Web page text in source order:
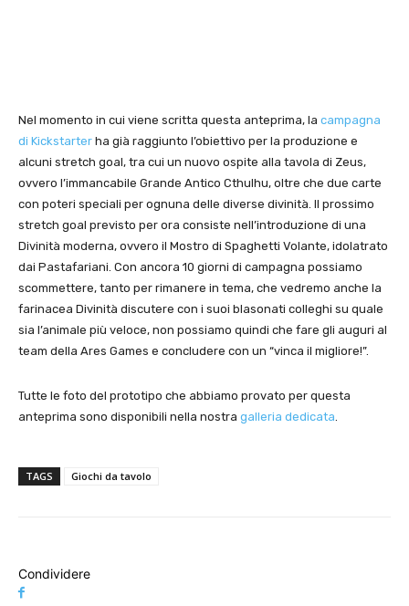
Nel momento in cui viene scritta questa anteprima, la campagna
di Kickstarter ha già raggiunto l’obiettivo per la produzione e
alcuni stretch goal, tra cui un nuovo ospite alla tavola di Zeus,
ovvero l’immancabile Grande Antico Cthulhu, oltre che due carte
con poteri speciali per ognuna delle diverse divinità. Il prossimo
stretch goal previsto per ora consiste nell’introduzione di una
Divinità moderna, ovvero il Mostro di Spaghetti Volante, idolatrato
dai Pastafariani. Con ancora 10 giorni di campagna possiamo
scommettere, tanto per rimanere in tema, che vedremo anche la
farinacea Divinità discutere con i suoi blasonati colleghi su quale
sia l’animale più veloce, non possiamo quindi che fare gli auguri al
team della Ares Games e concludere con un “vinca il migliore!”.
Tutte le foto del prototipo che abbiamo provato per questa
anteprima sono disponibili nella nostra galleria dedicata.
TAGS Giochi da tavolo
Condividere